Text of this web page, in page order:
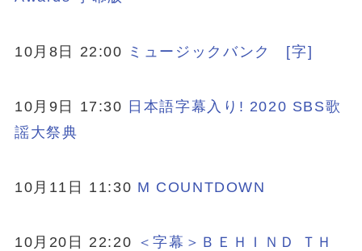
10月8日 22:00 ミュージックバンク [字]
10月9日 17:30 日本語字幕入り! 2020 SBS歌
謡大祭典
10月11日 11:30 M COUNTDOWN
10月20日 22:20 ＜字幕＞ＢＥＨＩＮＤ ＴＨ